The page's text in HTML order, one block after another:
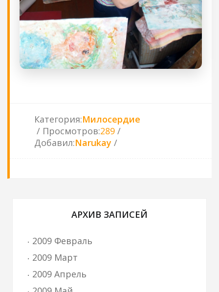
Категория:Милосердие
Просмотров:289
Добавил:Narukay
АРХИВ ЗАПИСЕЙ
2009 Февраль
2009 Март
2009 Апрель